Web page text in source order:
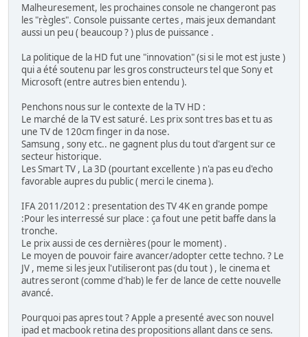
Malheuresement, les prochaines console ne changeront pas
les "règles". Console puissante certes , mais jeux demandant
aussi un peu ( beaucoup ? ) plus de puissance .
La politique de la HD fut une "innovation" (si si le mot est juste )
qui a été soutenu par les gros constructeurs tel que Sony et
Microsoft (entre autres bien entendu ).
Penchons nous sur le contexte de la TV HD :
Le marché de la TV est saturé. Les prix sont tres bas et tu as
une TV de 120cm finger in da nose.
Samsung , sony etc.. ne gagnent plus du tout d'argent sur ce
secteur historique.
Les Smart TV , La 3D (pourtant excellente ) n'a pas eu d'echo
favorable aupres du public ( merci le cinema ).
IFA 2011/2012 : presentation des TV 4K en grande pompe
:Pour les interressé sur place : ça fout une petit baffe dans la
tronche.
Le prix aussi de ces dernières (pour le moment) .
Le moyen de pouvoir faire avancer/adopter cette techno. ? Le
JV , meme si les jeux l'utiliseront pas (du tout ) , le cinema et
autres seront (comme d'hab) le fer de lance de cette nouvelle
avancé.
Pourquoi pas apres tout ? Apple a presenté avec son nouvel
ipad et macbook retina des propositions allant dans ce sens.